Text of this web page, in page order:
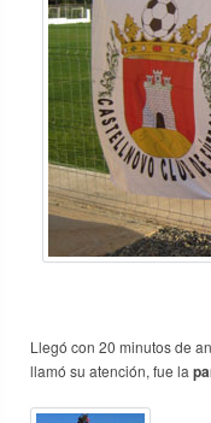
Llegó con 20 minutos de
llamó su atención, fue la